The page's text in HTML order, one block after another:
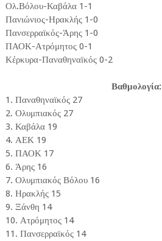
Ολ.Βόλου-Καβάλα 1-1
Πανιώνιος-Ηρακλής 1-0
Πανσερραϊκός-Άρης 1-0
ΠΑΟΚ-Ατρόμητος 0-1
Κέρκυρα-Παναθηναϊκός 0-2
Βαθμολογία:
1. Παναθηναϊκός 27
2. Ολυμπιακός 27
3. Καβάλα 19
4. ΑΕΚ 19
5. ΠΑΟΚ 17
6. Άρης 16
7. Ολυμπιακός Βόλου 16
8. Ηρακλής 15
9. Ξάνθη 14
10. Ατρόμητος 14
11. Πανσερραϊκός 14